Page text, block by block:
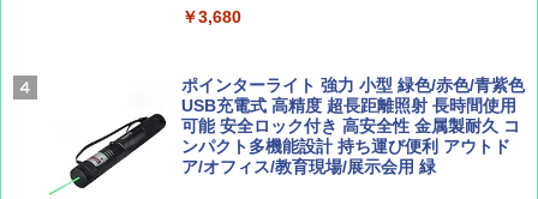
AIRLINE（エアライン）2026年9月号【特
集】ボーイング110周年を祝して！
￥1,760
新しい日本地理 地図・統計・移動から読み
解く (講談社現代新書)
￥1,540
ーティング フルクローズ メッシュ 3-4人用
簡単設置 ポップアップテント エクルベージ
ュ(BC仕様) PATC-150B(EB)
￥9,990
￥3,680
ポインターライト 強力 小型 緑色/赤色/青紫色
USB充電式 高精度 超長距離照射 長時間使用
可能 安全ロック付き 高安全性 金属製耐久 コ
ンパクト多機能設計 持ち運び便利 アウトド
ア/オフィス/教育現場/展示会用 緑